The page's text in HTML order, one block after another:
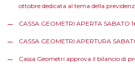
ottobre dedicata al tema della
CASSA GEOMETRI APERTA SABATO
CASSA GEOMETRI APERTURA
Cassa Geometri approva il bilancio di